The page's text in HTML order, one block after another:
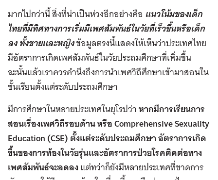
มากไปกว่านี้ สิ่งที่น่าเป็นห่วงอีกอย่างคือ แนวโน้มของเด็ก
ไทยที่มีทิศทางการเริ่มมีเพศสัมพันธ์ในวัยที่เร็วขึ้นหรือเด็ก
ลง ทั้งชายและหญิงข้อมูลตรงนี้แสดงให้เห็นว่าประเทศไทย
มีอัตราการเกิดเพศสัมพันธ์ในวัยประถมศึกษาที่เพิ่มขึ้น
ฉะนั้นแล้วเราควรคำนึงถึงการนำเพศวิถีศึกษาเข้ามาสอนใน
ชั้นเรียนตั้งแต่ระดับประถมศึกษา
มีการศึกษาในหลายประเทศในยุโรปว่าหากมีการเรียนการ
สอนเรื่องเพศวิถีรอบด้าน หรือComprehensive Sexuality
Education (CSE)ตั้งแต่ระดับประถมศึกษา อัตราการเกิด
ขึ้นของการท้องในวัยรุ่นและอัตราการป่วยโรคติดต่อทาง
เพศสัมพันธ์จะลดลงแต่ทว่าก็ยังมีหลายประเทศที่ขาดการ